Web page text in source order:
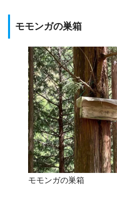
モモンガの巣箱
モモンガの巣箱